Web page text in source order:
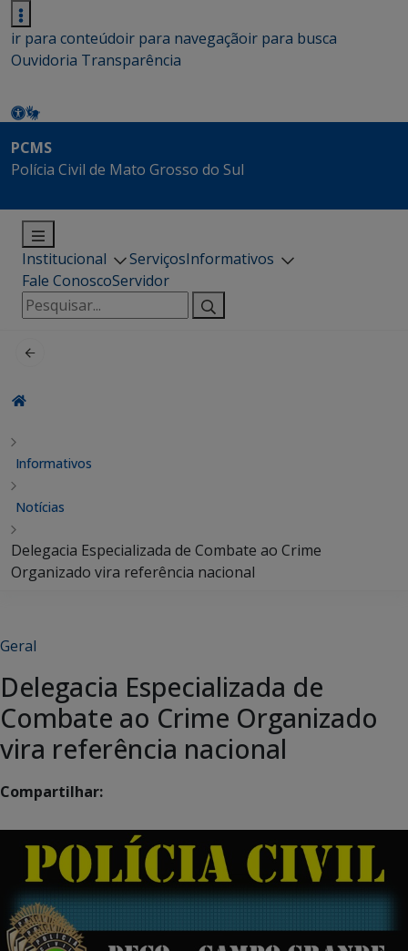
ir para conteúdoir para navegaçãoir para busca
Ouvidoria Transparência
PCMS
Polícia Civil de Mato Grosso do Sul
Institucional ServiçosInformativos
Fale ConoscoServidor
Pesquisar
por:
Informativos
Notícias
Delegacia Especializada de Combate ao Crime
Organizado vira referência nacional
Geral
Delegacia Especializada de
Combate ao Crime Organizado
vira referência nacional
Compartilhar: